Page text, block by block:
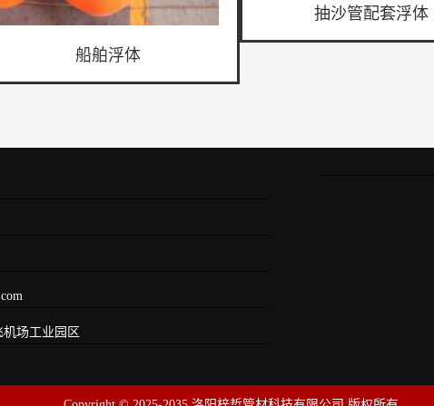
船舶浮体
抽沙管配套浮体
场工业园区